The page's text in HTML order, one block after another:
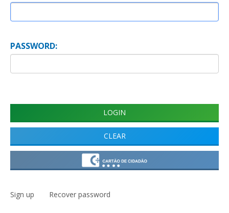
PASSWORD:
Sign up Recover password